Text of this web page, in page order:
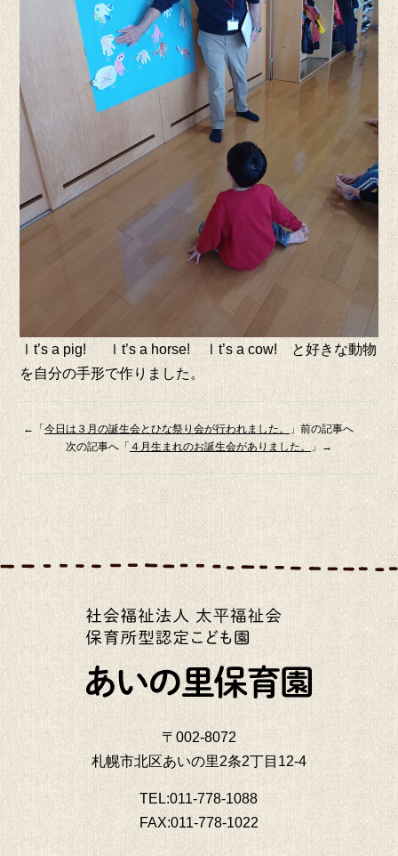
Ⅰt’s a pig! Ⅰt’s a horse! Ⅰt’s a cow! と好きな動物
を自分の手形で作りました。
←「 今日は３月の誕生会とひな祭り会が行われました。
」前の記事へ
次の記事へ「 ４月生まれのお誕生会がありました。 」→
〒002-8072
札幌市北区あいの里2条2丁目12-4
TEL:011-778-1088
FAX:011-778-1022